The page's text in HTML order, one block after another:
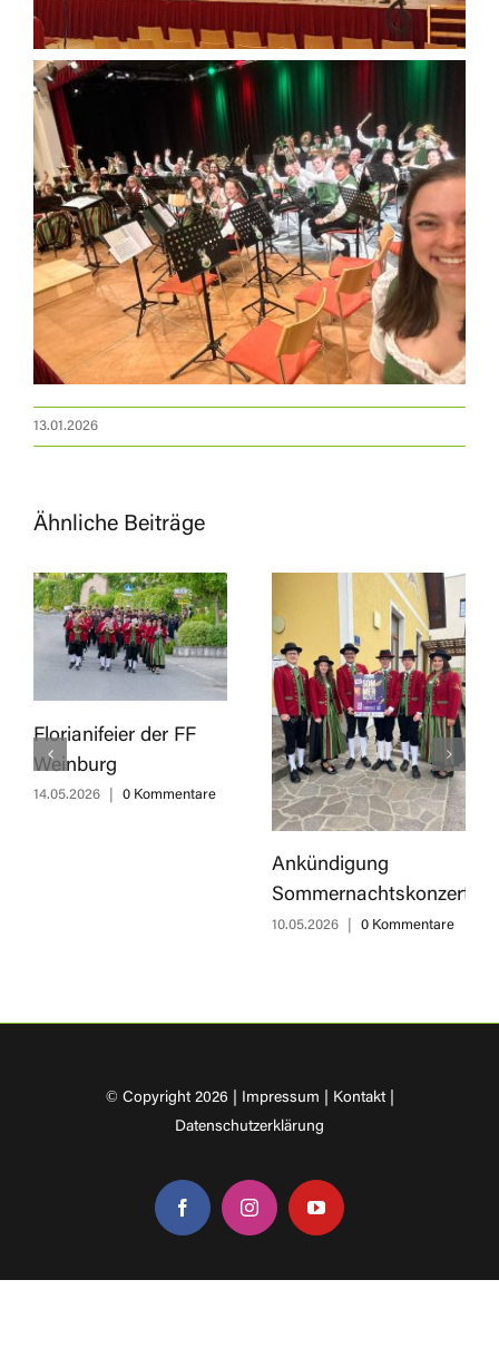
13.01.2026
Ähnliche Beiträge
Florianifeier der FF
Weinburg
14.05.2026 0 Kommentare
Ankündigung
Sommernachtskonzert
10.05.2026 0 Kommentare
© Copyright 2026 | Impressum Kontakt|
Datenschutzerklärung